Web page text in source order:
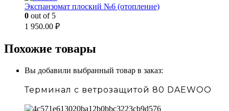
Экспанзомат плоский №6 (отопление)
0 out of 5
1 950.00 ₽
Похожие товары
Вы добавили выбранный товар в заказ:
Терминал с ветрозащитой 80 DAEWOO